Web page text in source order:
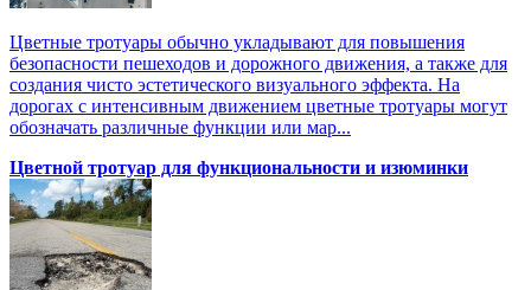
Цветные тротуары обычно укладывают для повышения
безопасности пешеходов и дорожного движения, а также для
создания чисто эстетического визуального эффекта. На
дорогах с интенсивным движением цветные тротуары могут
обозначать различные функции или мар...
Цветной тротуар для функциональности и изюминки